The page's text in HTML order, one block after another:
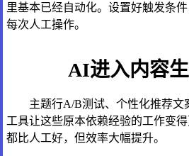
里基本已经自动化。设置好触发条
每次人工操作。
AI进入内容
主题行A/B测试、个性化推荐
工具让这些原本依赖经验的工作变
都比人工好，但效率大幅提升。